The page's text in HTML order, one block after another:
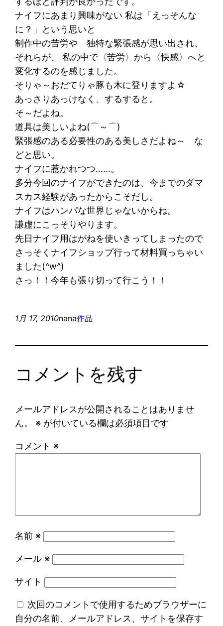
ナイフにあまり興味がない 私は「えっそんな
に？」という思いと
制作中の苦労や 独特な緊張感が思い出され、
それらが、 私の中で〈苦労〉から〈快感〉へと
変化するのを感じました。
そりゃ～おだてりゃ豚も木に登りますよ☆
あっさりあっけなく、するすると。
そ～だよね。
道具は美しいよね(⌒～⌒)
緊張感のある必要性のある美しさだよね～ な
どと思い。
ナイフに惹かれつつ……。
多分今回のナイフができたのは、今までのダマ
スカス経験があったからこそだし。
ナイフはハンパな世界じゃないからね。
謙虚にこっそりやります。
先日ナイフ用はがねを使いきってしまったので
さっそくナイフショップ行って材料買っちゃい
ました(^w^)
さっ！！今年も張り切って行こう！！
1月 17, 2010nana作品
コメントを残す
メールアドレスが公開されることはありませ
ん。
※ が付いている欄は必須項目です
コメント ※
名前 ※
メール ※
サイト
次回のコメントで使用するためブラウザーに
自分の名前、メールアドレス、サイトを保存す